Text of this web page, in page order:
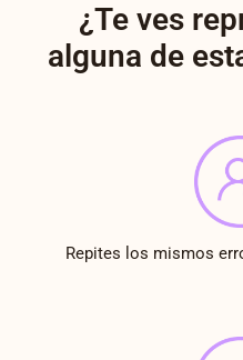
¿Te ves
alguna de
Repites los mismos